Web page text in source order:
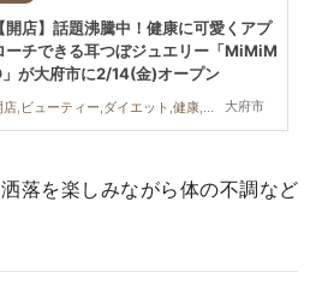
大府市
【開店】話題沸騰中！健康に可愛くアプ
ーチできる耳つぼジュエリー「MiMiM
が大府市に2/14(金)オープン
落を楽しみながら体の不調など